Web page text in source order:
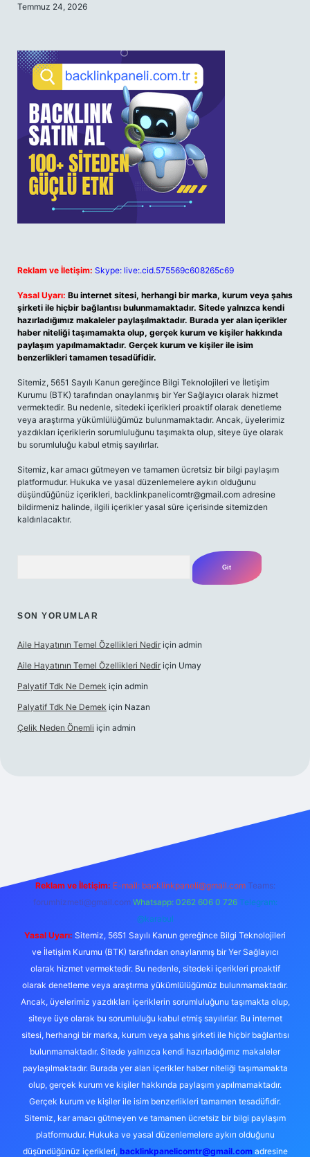
Temmuz 24, 2026
Reklam ve İletişim: Skype: live:.cid.575569c608265c69
Yasal Uyarı: Bu internet sitesi, herhangi bir marka, kurum veya şahıs
şirketi ile hiçbir bağlantısı bulunmamaktadır. Sitede yalnızca kendi
hazırladığımız makaleler paylaşılmaktadır. Burada yer alan içerikler
haber niteliği taşımamakta olup, gerçek kurum ve kişiler hakkında
paylaşım yapılmamaktadır. Gerçek kurum ve kişiler ile isim
benzerlikleri tamamen tesadüfidir.
Sitemiz, 5651 Sayılı Kanun gereğince Bilgi Teknolojileri ve İletişim
Kurumu (BTK) tarafından onaylanmış bir Yer Sağlayıcı olarak hizmet
vermektedir. Bu nedenle, sitedeki içerikleri proaktif olarak denetleme
veya araştırma yükümlülüğümüz bulunmamaktadır. Ancak, üyelerimiz
yazdıkları içeriklerin sorumluluğunu taşımakta olup, siteye üye olarak
bu sorumluluğu kabul etmiş sayılırlar.
Sitemiz, kar amacı gütmeyen ve tamamen ücretsiz bir bilgi paylaşım
platformudur. Hukuka ve yasal düzenlemelere aykırı olduğunu
düşündüğünüz içerikleri, backlinkpanelicomtr@gmail.com adresine
bildirmeniz halinde, ilgili içerikler yasal süre içerisinde sitemizden
kaldırılacaktır.
SON YORUMLAR
Aile Hayatının Temel Özellikleri Nedir için admin
Aile Hayatının Temel Özellikleri Nedir için Umay
Palyatif Tdk Ne Demek için admin
Palyatif Tdk Ne Demek için Nazan
Çelik Neden Önemli için admin
Reklam ve İletişim: E-mail: backlinkpaneli@gmail.com Teams:
forumhizmeti@gmail.com Whatsapp: 0262 606 0 726 Telegram:
@karabul
Yasal Uyarı: Sitemiz, 5651 Sayılı Kanun gereğince Bilgi Teknolojileri
ve İletişim Kurumu (BTK) tarafından onaylanmış bir Yer Sağlayıcı
olarak hizmet vermektedir. Bu nedenle, sitedeki içerikleri proaktif
olarak denetleme veya araştırma yükümlülüğümüz bulunmamaktadır.
Ancak, üyelerimiz yazdıkları içeriklerin sorumluluğunu taşımakta olup,
siteye üye olarak bu sorumluluğu kabul etmiş sayılırlar. Bu internet
sitesi, herhangi bir marka, kurum veya şahıs şirketi ile hiçbir bağlantısı
bulunmamaktadır. Sitede yalnızca kendi hazırladığımız makaleler
paylaşılmaktadır. Burada yer alan içerikler haber niteliği taşımamakta
olup, gerçek kurum ve kişiler hakkında paylaşım yapılmamaktadır.
Gerçek kurum ve kişiler ile isim benzerlikleri tamamen tesadüfidir.
Sitemiz, kar amacı gütmeyen ve tamamen ücretsiz bir bilgi paylaşım
platformudur. Hukuka ve yasal düzenlemelere aykırı olduğunu
düşündüğünüz içerikleri, backlinkpanelicomtr@gmail.comadresine